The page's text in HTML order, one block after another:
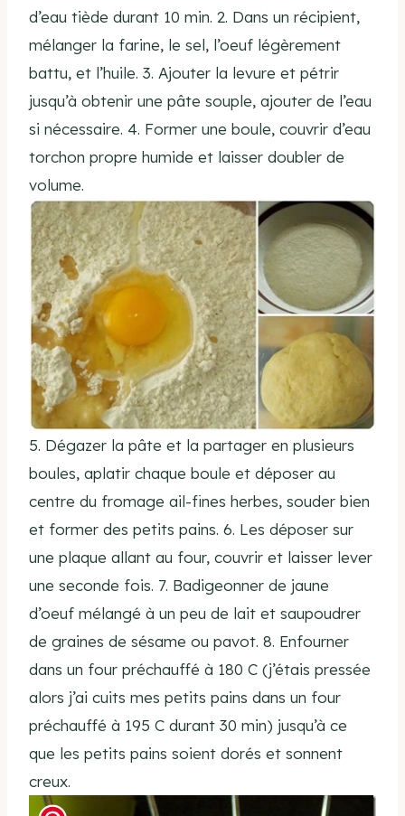
d’eau tiède durant 10 min. 2. Dans un récipient,
mélanger la farine, le sel, l’oeuf légèrement
battu, et l’huile. 3. Ajouter la levure et pétrir
jusqu’à obtenir une pâte souple, ajouter de l’eau
si nécessaire. 4. Former une boule, couvrir d’eau
torchon propre humide et laisser doubler de
volume.
5. Dégazer la pâte et la partager en plusieurs
boules, aplatir chaque boule et déposer au
centre du fromage ail-fines herbes, souder bien
et former des petits pains. 6. Les déposer sur
une plaque allant au four, couvrir et laisser lever
une seconde fois. 7. Badigeonner de jaune
d’oeuf mélangé à un peu de lait et saupoudrer
de graines de sésame ou pavot. 8. Enfourner
dans un four préchauffé à 180 C (j’étais pressée
alors j’ai cuits mes petits pains dans un four
préchauffé à 195 C durant 30 min) jusqu’à ce
que les petits pains soient dorés et sonnent
creux.